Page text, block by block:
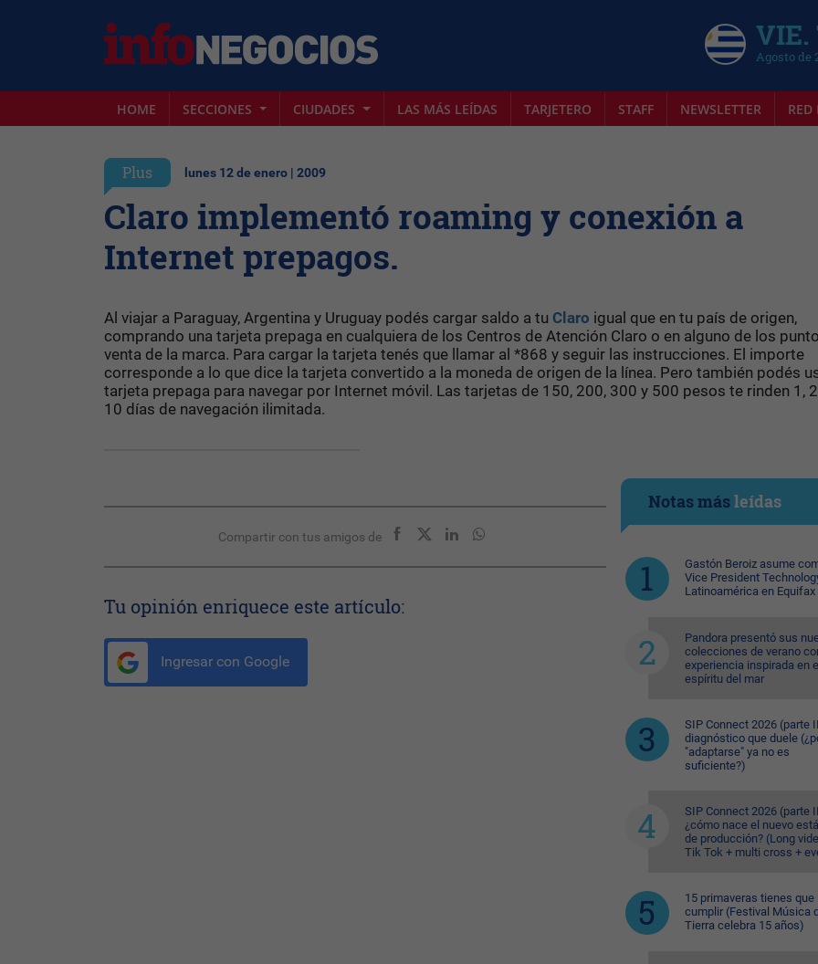
VIE.
Agosto de
HOME SECCIONES CIUDADES LAS MÁS LEÍDAS TARJETERO STAFF NEWSLETTER
Plus lunes 12 de enero | 2009
Claro implementó roaming y conexión a
Internet prepagos.
Al viajar a Paraguay, Argentina y Uruguay podés cargar saldo a tu Claro igual que en tu país de origen,
comprando una tarjeta prepaga en cualquiera de los Centros de Atención Claro o en alguno de los
venta de la marca. Para cargar la tarjeta tenés que llamar al *868 y seguir las instrucciones. El importe
corresponde a lo que dice la tarjeta convertido a la moneda de origen de la línea. Pero también podés
tarjeta prepaga para navegar por Internet móvil. Las tarjetas de 150, 200, 300 y 500 pesos te rinden 1,
10 días de navegación ilimitada.
Compartir con tus amigos de
Tu opinión enriquece este artículo:
Ingresar con Google
Notas másleídas
Gastón Beroiz asume
Vice President
Latinoamérica en Equifax
Pandora presentó sus
colecciones de verano
experiencia inspirada en
espíritu del mar
SIP Connect 2026 (parte
diagnóstico que duele
"adaptarse" ya no es
suficiente?)
SIP Connect 2026 (parte
¿cómo nace el nuevo
de producción? (Long
Tik Tok + multi cross +
15 primaveras tienes que
cumplir (Festival Música
Tierra celebra 15 años)